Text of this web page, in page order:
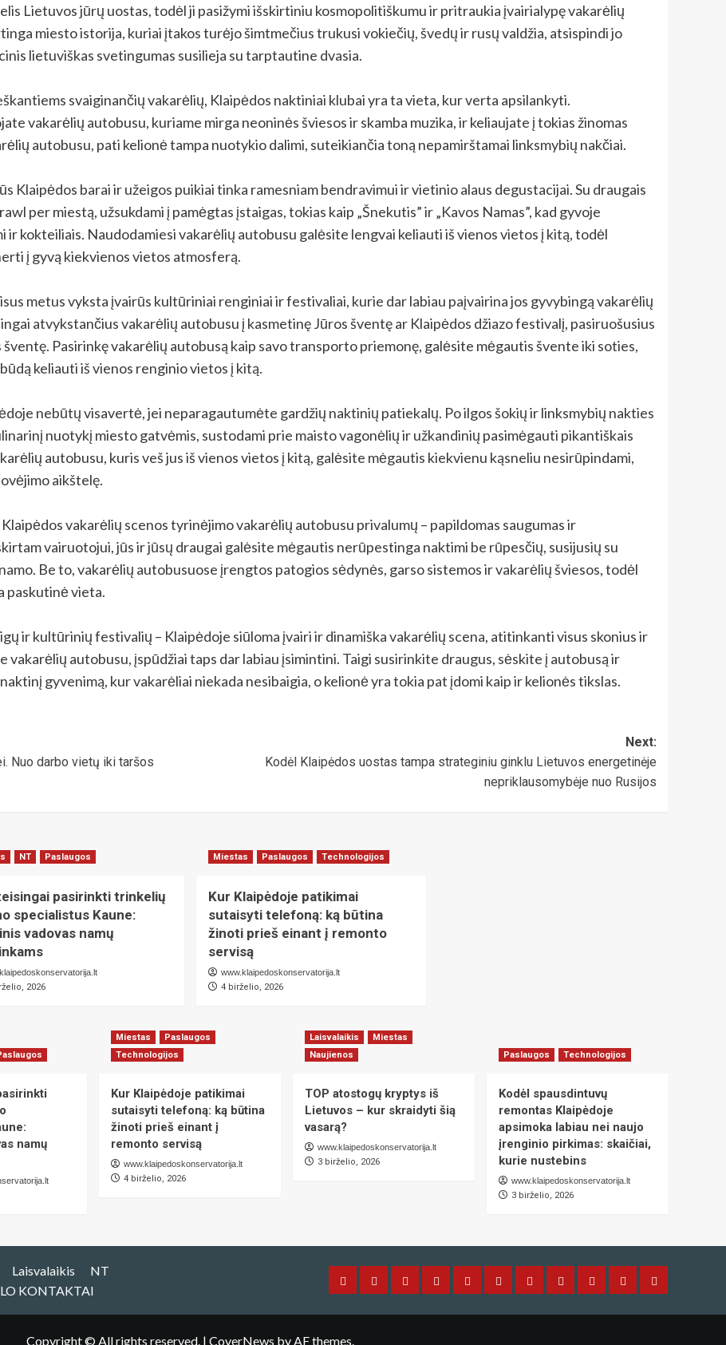
Lietuvos jūrų uostas, todėl ji pasižymi išskirtiniu kosmopolitiškumu ir pritraukia įvairialypę vakarėlių
miesto istorija, kuriai įtakos turėjo šimtmečius trukusi vokiečių, švedų ir rusų valdžia, atsispindi jo
lietuviškas svetingumas susilieja su tarptautine dvasia.
svaiginančių vakarėlių, Klaipėdos naktiniai klubai yra ta vieta, kur verta apsilankyti.
vakarėlių autobusu, kuriame mirga neoninės šviesos ir skamba muzika, ir keliaujate į tokias žinomas
autobusu, pati kelionė tampa nuotykio dalimi, suteikiančia toną nepamirštamai linksmybių nakčiai.
Klaipėdos barai ir užeigos puikiai tinka ramesniam bendravimui ir vietinio alaus degustacijai. Su draugais
per miestą, užsukdami į pamėgtas įstaigas, tokias kaip „Šnekutis” ir „Kavos Namas”, kad gyvoje
kokteiliais. Naudodamiesi vakarėlių autobusu galėsite lengvai keliauti iš vienos vietos į kitą, todėl
į gyvą kiekvienos vietos atmosferą.
metus vyksta įvairūs kultūriniai renginiai ir festivaliai, kurie dar labiau paįvairina jos gyvybingą vakarėlių
atvykstančius vakarėlių autobusu į kasmetinę Jūros šventę ar Klaipėdos džiazo festivalį, pasiruošusius
Pasirinkę vakarėlių autobusą kaip savo transporto priemonę, galėsite mėgautis švente iki soties,
keliauti iš vienos renginio vietos į kitą.
nebūtų visavertė, jei neparagautumėte gardžių naktinių patiekalų. Po ilgos šokių ir linksmybių nakties
nuotykį miesto gatvėmis, sustodami prie maisto vagonėlių ir užkandinių pasimėgauti pikantiškais
autobusu, kuris veš jus iš vienos vietos į kitą, galėsite mėgautis kiekvienu kąsneliu nesirūpindami,
aikštelę.
vakarėlių scenos tyrinėjimo vakarėlių autobusu privalumų – papildomas saugumas ir
vairuotojui, jūs ir jūsų draugai galėsite mėgautis nerūpestinga naktimi be rūpesčių, susijusių su
Be to, vakarėlių autobusuose įrengtos patogios sėdynės, garso sistemos ir vakarėlių šviesos, todėl
paskutinė vieta.
ir kultūrinių festivalių – Klaipėdoje siūloma įvairi ir dinamiška vakarėlių scena, atitinkanti visus skonius ir
vakarėlių autobusu, įspūdžiai taps dar labiau įsimintini. Taigi susirinkite draugus, sėskite į autobusą ir
gyvenimą, kur vakarėliai niekada nesibaigia, o kelionė yra tokia pat įdomi kaip ir kelionės tikslas.
Nuo darbo vietų iki taršos
Next:
Kodėl Klaipėdos uostas tampa strateginiu ginklu Lietuvos energetinėje
nepriklausomybėje nuo Rusijos
NT Paslaugos
pasirinkti trinkelių
specialistus Kaune:
vadovas namų
2026
Miestas Paslaugos Technologijos
Kur Klaipėdoje patikimai
sutaisyti telefoną: ką būtina
žinoti prieš einant į remonto
servisą
www.klaipedoskonservatorija.lt
4 birželio, 2026
namų
Miestas
Paslaugos
Technologijos
Kur Klaipėdoje patikimai
sutaisyti telefoną: ką būtina
žinoti prieš einant į
remonto servisą
www.klaipedoskonservatorija.lt
4 birželio, 2026
Laisvalaikis
Miestas
Naujienos
TOP atostogų kryptys iš
Lietuvos – kur skraidyti šią
vasarą?
www.klaipedoskonservatorija.lt
3 birželio, 2026
Paslaugos Technologijos
Kodėl spausdintuvų
remontas Klaipėdoje
apsimoka labiau nei naujo
įrenginio pirkimas: skaičiai,
kurie nustebins
www.klaipedoskonservatorija.lt
3 birželio, 2026
Laisvalaikis
NT
KONTAKTAI MiestasNaujienosTechnologijos
Auto-
Laisvalaikis
NT PaslaugosSportasSveikataVerslasPORTALO
Copyright © All rights reserved. | CoverNews by AF themes.